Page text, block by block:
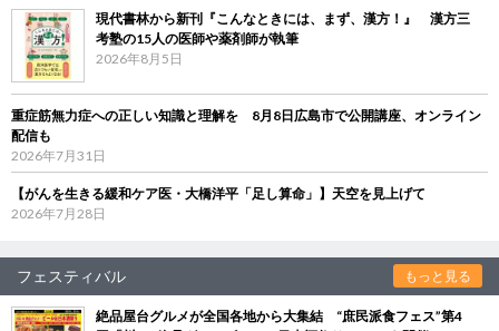
現代書林から新刊『こんなときには、まず、漢方！』 漢方三
考塾の15人の医師や薬剤師が執筆
2026年8月5日
重症筋無力症への正しい知識と理解を 8月8日広島市で公開講座、オンライン
配信も
2026年7月31日
【がんを生きる緩和ケア医・大橋洋平「足し算命」】天空を見上げて
2026年7月28日
フェスティバル もっと見る
絶品屋台グルメが全国各地から大集結 “庶民派食フェス”第4